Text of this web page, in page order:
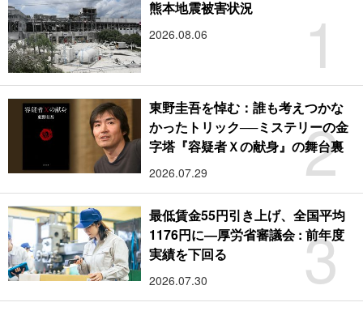
1
熊本地震被害状況
2026.08.06
2
東野圭吾を悼む：誰も考えつかな
かったトリック──ミステリーの金
字塔『容疑者Ｘの献身』の舞台裏
2026.07.29
3
最低賃金55円引き上げ、全国平均
1176円に―厚労省審議会 : 前年度
実績を下回る
2026.07.30